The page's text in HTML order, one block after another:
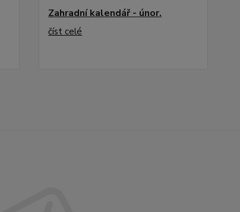
Zahradní kalendář - únor.
číst celé